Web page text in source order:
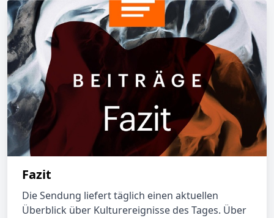
Fazit
Die Sendung liefert täglich einen aktuellen
Überblick über Kulturereignisse des Tages. Über